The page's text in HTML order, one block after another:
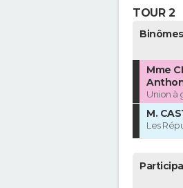
TOUR 2
Mme
Union à
M.
Les